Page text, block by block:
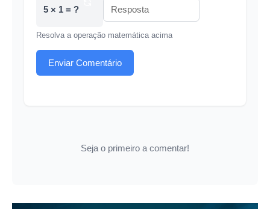
5 × 1 = ?
Resolva a operação matemática acima
Enviar Comentário
Seja o primeiro a comentar!